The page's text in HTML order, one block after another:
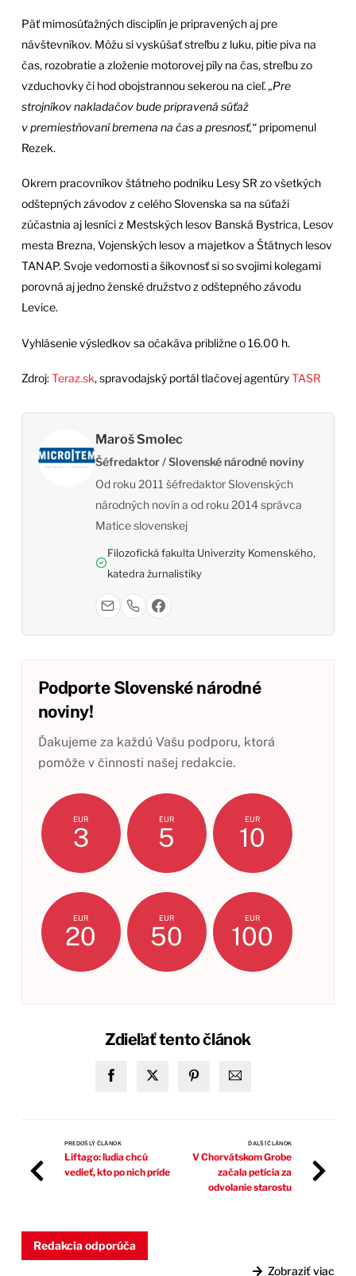
Päť mimosúťažných disciplín je pripravených aj pre
návštevníkov. Môžu si vyskúšať streľbu z luku, pitie piva na
čas, rozobratie a zloženie motorovej píly na čas, streľbu zo
vzduchovky či hod obojstrannou sekerou na cieľ. „Pre
strojníkov nakladačov bude pripravená súťaž
v premiestňovaní bremena na čas a presnosť,“pripomenul
Rezek.
Okrem pracovníkov štátneho podniku Lesy SR zo všetkých
odštepných závodov z celého Slovenska sa na súťaži
zúčastnia aj lesníci z Mestských lesov Banská Bystrica, Lesov
mesta Brezna, Vojenských lesov a majetkov a Štátnych lesov
TANAP. Svoje vedomosti a šikovnosť si so svojimi kolegami
porovná aj jedno ženské družstvo z odštepného závodu
Levice.
Vyhlásenie výsledkov sa očakáva približne o 16.00 h.
Zdroj:Teraz.sk, spravodajský portál tlačovej agentúryTASR
Maroš Smolec
Šéfredaktor / Slovenské národné noviny
Od roku 2011 šéfredaktor Slovenských
národných novín a od roku 2014 správca
Matice slovenskej
Filozofická fakulta Univerzity Komenského,
katedra žurnalistiky
Podporte Slovenské národné
noviny!
Ďakujeme za každú Vašu podporu, ktorá
pomôže v činnosti našej redakcie.
EUR
3
EUR
5
EUR
10
EUR
20
EUR
50
EUR
100
Zdieľať tento článok
PREDOŠLÝ ČLÁNOK
Liftago: ľudia chcú
vedieť, kto po nich príde
ĎALŠÍ ČLÁNOK
V Chorvátskom Grobe
začala petícia za
odvolanie starostu
Redakcia odporúča
Zobraziť viac